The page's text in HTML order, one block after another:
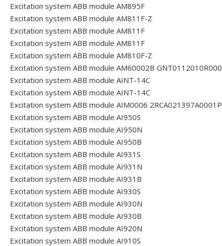
Excitation system ABB module AM895F
Excitation system ABB module AM811F-Z
Excitation system ABB module AM811F
Excitation system ABB module AM811F
Excitation system ABB module AM810F-Z
Excitation system ABB module AM60002B
Excitation system ABB module AINT-14C
Excitation system ABB module AINT-14C
Excitation system ABB module AIM0006 2RCA021397A0001P
Excitation system ABB module AI950S
Excitation system ABB module AI950N
Excitation system ABB module AI950B
Excitation system ABB module AI931S
Excitation system ABB module AI931N
Excitation system ABB module AI931B
Excitation system ABB module AI930S
Excitation system ABB module AI930N
Excitation system ABB module AI930B
Excitation system ABB module AI920N
Excitation system ABB module AI910S